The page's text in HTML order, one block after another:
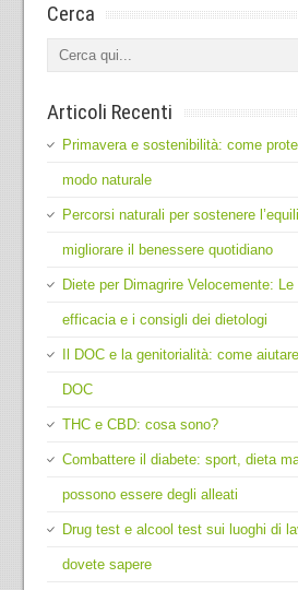
Cerca
Articoli Recenti
Primavera e sostenibilità: come
modo naturale
Percorsi naturali per sostenere
migliorare il benessere quotidiano
Diete per Dimagrire Velocemente:
efficacia e i consigli dei dietologi
Il DOC e la genitorialità: come
DOC
THC e CBD: cosa sono?
Combattere il diabete: sport, dieta
possono essere degli alleati
Drug test e alcool test sui luoghi di
dovete sapere